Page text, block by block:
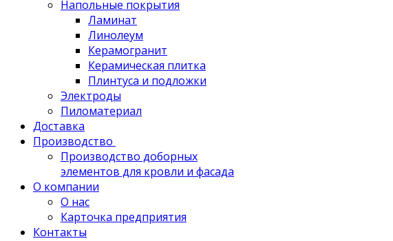
Напольные покрытия
Ламинат
Линолеум
Керамогранит
Керамическая плитка
Плинтуса и подложки
Электроды
Пиломатериал
Доставка
Производство
Производство доборных
элементов для кровли и фасада
О компании
О нас
Карточка предприятия
Контакты